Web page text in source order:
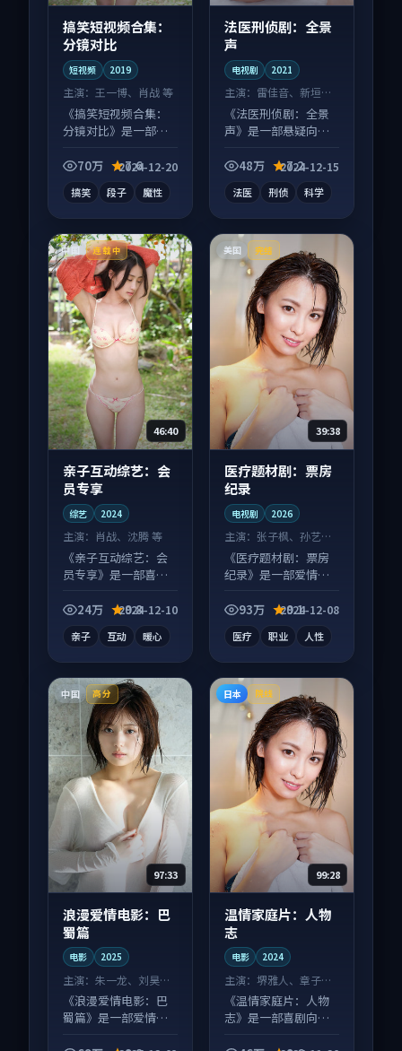
搞笑短视频合集：
分镜对比
短视频 2019
主演： 王一博、肖战 等
《搞笑短视频合集：
分镜对比》是一部喜
区讨论度高，适合配
70万 7.6
2024-12-20
搞笑 段子 魔性
法医刑侦剧：全景
声
电视剧 2021
主演： 雷佳音、新垣结
衣 等
《法医刑侦剧：全景
声》是一部悬疑向电
层层推进，尾声常有
48万 7.2
2024-12-15
法医 刑侦 科学
中国 连载中
46:40
亲子互动综艺：会
员专享
综艺 2024
主演： 肖战、沈腾 等
《亲子互动综艺：会
员专享》是一部喜剧
素齐全，观感爽快不
24万 9.8
2024-12-10
亲子 互动 暖心
美国 完结
39:38
医疗题材剧：票房
纪录
电视剧 2026
主演： 张子枫、孙艺珍
等
《医疗题材剧：票房
纪录》是一部爱情向
凑信息量大，适合沉
93万 9.1
2024-12-08
医疗 职业 人性
中国 高分
97:33
浪漫爱情电影：巴
蜀篇
电影 2025
主演： 朱一龙、刘昊然
等
《浪漫爱情电影：巴
蜀篇》是一部爱情向
日本 院线
99:28
温情家庭片：人物
志
电影 2024
主演：堺雅人、章子怡
等
《温情家庭片：人物
志》是一部喜剧向电